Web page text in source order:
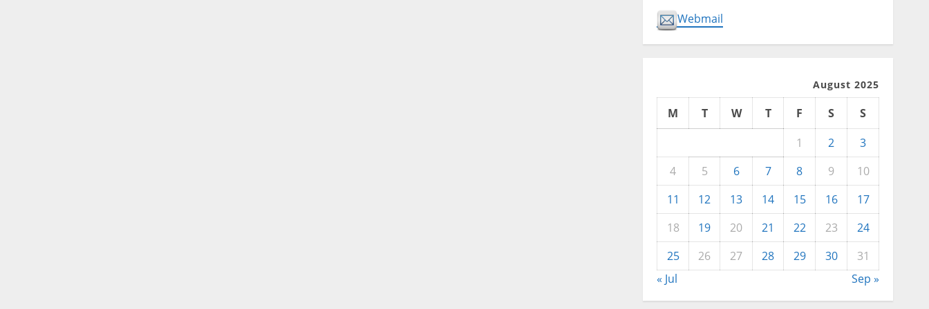
Webmail
August 2025
M T W T F S
S
1
2
3
4
5 6 7 8 9
10
11
12 13 14 15 16
17
18
19 20 21 22 23
24
25
26 27 28 29 30
31
« Jul
Sep »